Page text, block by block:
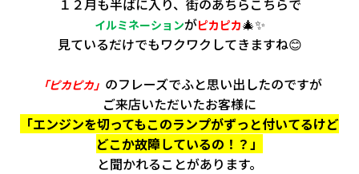
アフターサポート
会社情報
カタ
イルミネーションがピカピカ🎄✨
見ているだけでもワクワクしてきますね😊
「ピカピカ」 のフレーズでふと思い出したのですが
ご来店いただいたお客様に
「エンジンを切ってもこのランプがずっと付いてるけど
どこか故障しているの！？」
と聞かれることがあります。